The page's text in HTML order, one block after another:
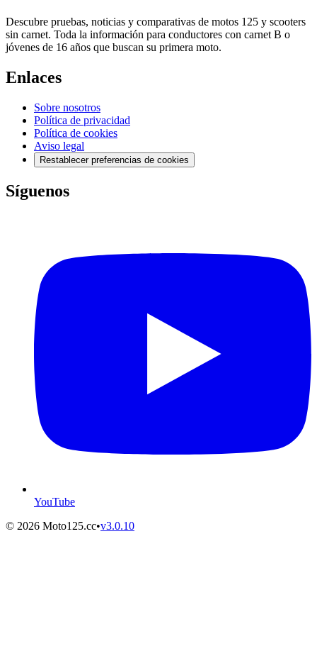
Descubre pruebas, noticias y comparativas de motos 125 y scooters
sin carnet. Toda la información para conductores con carnet B o
jóvenes de 16 años que buscan su primera moto.
Enlaces
Sobre nosotros
Política de privacidad
Política de cookies
Aviso legal
Restablecer preferencias de cookies
Síguenos
YouTube
© 2026 Moto125.cc•v3.0.10